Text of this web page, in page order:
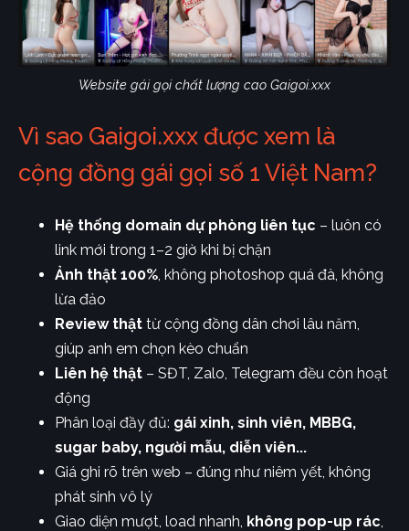
Website gái gọi chất lượng cao Gaigoi.xxx
Vì sao Gaigoi.xxx được xem là
cộng đồng gái gọi số 1 Việt Nam?
Hệ thống domain dự phòng liên tục – luôn có
link mới trong 1–2 giờ khi bị chặn
Ảnh thật 100% , không photoshop quá đà, không
lừa đảo
Review thật từ cộng đồng dân chơi lâu năm,
giúp anh em chọn kèo chuẩn
Liên hệ thật – SĐT, Zalo, Telegram đều còn hoạt
động
Phân loại đầy đủ: gái xinh, sinh viên, MBBG,
sugar baby, người mẫu, diễn viên...
Giá ghi rõ trên web – đúng như niêm yết, không
phát sinh vô lý
Giao diện mượt, load nhanh, không pop-up rác